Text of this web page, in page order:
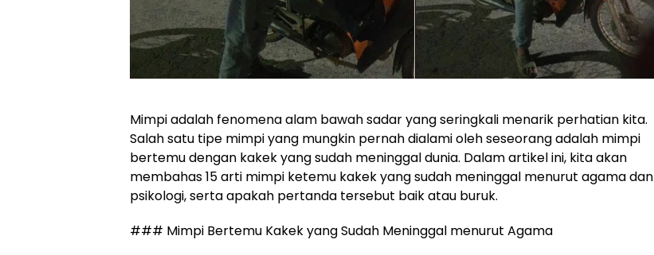
Mimpi adalah fenomena alam bawah sadar yang seringkali menarik perhatian kita.
Salah satu tipe mimpi yang mungkin pernah dialami oleh seseorang adalah mimpi
bertemu dengan kakek yang sudah meninggal dunia. Dalam artikel ini, kita akan
membahas 15 arti mimpi ketemu kakek yang sudah meninggal menurut agama dan
psikologi, serta apakah pertanda tersebut baik atau buruk.
### Mimpi Bertemu Kakek yang Sudah Meninggal menurut Agama